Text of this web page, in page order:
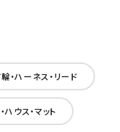
・ハーネス・リード
ハウス・マット